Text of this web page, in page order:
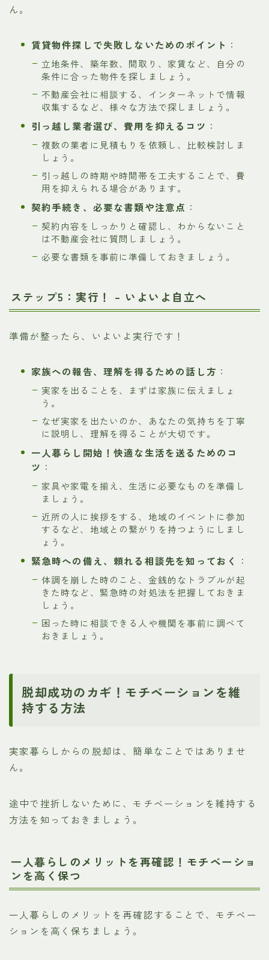
ん。
賃貸物件探しで失敗しないためのポイント ：
立地条件、築年数、間取り、家賃など、自分の
条件に合った物件を探しましょう。
不動産会社に相談する、インターネットで情報
収集するなど、様々な方法で探しましょう。
引っ越し業者選び、費用を抑えるコツ ：
複数の業者に見積もりを依頼し、比較検討しま
しょう。
引っ越しの時期や時間帯を工夫することで、費
用を抑えられる場合があります。
契約手続き、必要な書類や注意点 ：
契約内容をしっかりと確認し、わからないこと
は不動産会社に質問しましょう。
必要な書類を事前に準備しておきましょう。
ステップ5：実行！ – いよいよ自立へ
準備が整ったら、いよいよ実行です！
家族への報告、理解を得るための話し方 ：
実家を出ることを、まずは家族に伝えましょ
う。
なぜ実家を出たいのか、あなたの気持ちを丁寧
に説明し、理解を得ることが大切です。
一人暮らし開始！快適な生活を送るためのコ
ツ ：
家具や家電を揃え、生活に必要なものを準備し
ましょう。
近所の人に挨拶をする、地域のイベントに参加
するなど、地域との繋がりを持つようにしまし
ょう。
緊急時への備え、頼れる相談先を知っておく ：
体調を崩した時のこと、金銭的なトラブルが起
きた時など、緊急時の対処法を把握しておきま
しょう。
困った時に相談できる人や機関を事前に調べて
おきましょう。
脱却成功のカギ！モチベーションを維
持する方法
実家暮らしからの脱却は、簡単なことではありませ
ん。
途中で挫折しないために、モチベーションを維持する
方法を知っておきましょう。
一人暮らしのメリットを再確認！モチベーショ
ンを高く保つ
一人暮らしのメリットを再確認することで、モチベー
ションを高く保ちましょう。